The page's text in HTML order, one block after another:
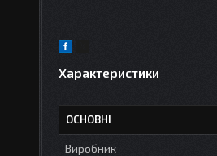
Характеристики
ОСНОВНІ
Виробник